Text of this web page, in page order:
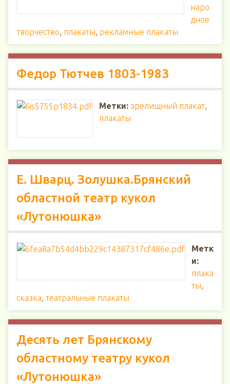
наро
дное
творчество, плакаты, рекламные плакаты
Федор Тютчев 1803-1983
Метки: зрелищный плакат,
плакаты
Е. Шварц. Золушка.Брянский
областной театр кукол
«Лутонюшка»
Метк
и:
плака
ты,
сказка, театральные плакаты
Десять лет Брянскому
областному театру кукол
«Лутонюшка»